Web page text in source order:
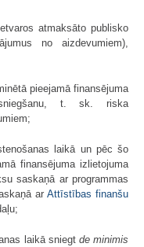
atmaksāto publisko
no aizdevumiem),
pieejamā finansējuma
t. sk. riska
laikā un pēc šo
finansējuma izlietojuma
saskaņā ar programmas
ar Attīstības finanšu
laikā sniegt de minimis